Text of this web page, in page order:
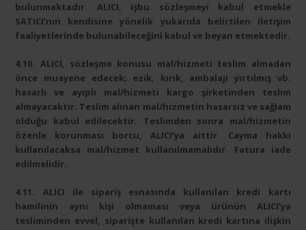
bulunmaktadır. ALICI, işbu sözleşmeyi kabul etmekle
SATICI’nın kendisine yönelik yukarıda belirtilen iletişim
faaliyetlerinde bulunabileceğini kabul ve beyan etmektedir.
4.10. ALICI, sözleşme konusu mal/hizmeti teslim almadan
önce muayene edecek; ezik, kırık, ambalajı yırtılmış vb.
hasarlı ve ayıplı mal/hizmeti kargo şirketinden teslim
almayacaktır. Teslim alınan mal/hizmetin hasarsız ve sağlam
olduğu kabul edilecektir. Teslimden sonra mal/hizmetin
özenle korunması borcu, ALICI’ya aittir. Cayma hakkı
kullanılacaksa mal/hizmet kullanılmamalıdır. Fatura iade
edilmelidir.
4.11. ALICI ile sipariş esnasında kullanılan kredi kartı
hamilinin aynı kişi olmaması veya ürünün ALICI’ya
tesliminden evvel, siparişte kullanılan kredi kartına ilişkin